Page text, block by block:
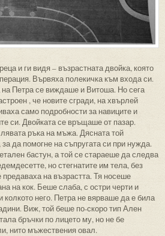
и ги видя – възрастната двойка, която
Вървяха полекичка към входа си.
на Петра се виждаше и Витоша. Но сега
, че новите сгради, на хвърлей
само подробности за навиците и
си. Двойката се връщаше от пазар.
ръка на мъжа. Дясната той
да помогне на съпругата си при нужда.
бастун, а той се стараеше да следва
но стегнатите им тела, без
на възрастта. Тя носеше
на кок. Беше слаба, с остри черти и
колкото него. Петра не вярваше да е била
Виж, той беше по-скоро тип Ален
бръчки по лицето му, но не бе
нито мъжествения овал.